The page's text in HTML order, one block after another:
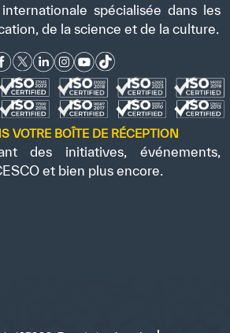
spécialisée dans les
de la science et de la culture.
VOTRE BOÎTE DE RÉCEPTION
des initiatives, événements,
et bien plus encore.